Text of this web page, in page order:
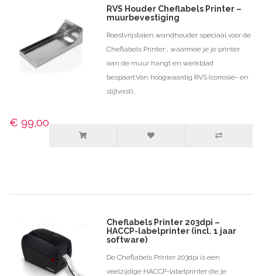
RVS Houder Cheflabels Printer –
muurbevestiging
Roestvrijstalen wandhouder speciaal voor de
Cheflabels Printer , waarmee je je printer
aan de muur hangt en werkblad
bespaart.Van hoogwaardig RVS (corrosie- en
slijtvast)..
€ 99,00
Cheflabels Printer 203dpi –
HACCP-labelprinter (incl. 1 jaar
software)
De Cheflabels Printer 203dpi is een
veelzijdige HACCP-labelprinter die je